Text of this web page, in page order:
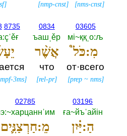
[nms-cnst]
[nmp-cnst]
]
03605
мi~ққˌо:љ
מִ:כֹּל֩
от·всего
[prep~ nms]
0834
ъашˌěр
אֲשֶׁ֨ר
что
[rel-pr]
8735
3ms]
03196
ға~йъˈайiн
הַ:יַּ֗יִן
02785
מֵ:חַרְצַנִּ֛ים